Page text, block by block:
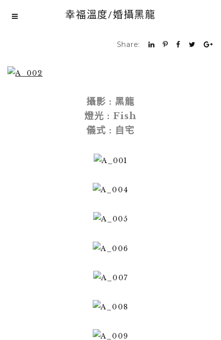
幸福溫度/婚攝黑龍
Share:
攝影 : 黑龍
燈光 : Fish
儀式 : 自宅